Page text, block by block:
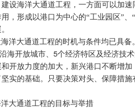
设海洋大通道工程，一方面可以加
，形成以港口为中心的“工业园区”
洋大通道工程的时机与条件均已具
海开放城市、 5个经济特区及经济技
开放力度的加大，新兴港口不断增
实的基础。只要决策对头、保障措
大通道工程的目标与举措